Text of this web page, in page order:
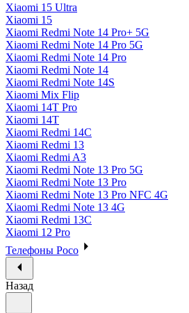
Xiaomi 15 Ultra
Xiaomi 15
Xiaomi Redmi Note 14 Pro+ 5G
Xiaomi Redmi Note 14 Pro 5G
Xiaomi Redmi Note 14 Pro
Xiaomi Redmi Note 14
Xiaomi Redmi Note 14S
Xiaomi Mix Flip
Xiaomi 14T Pro
Xiaomi 14T
Xiaomi Redmi 14C
Xiaomi Redmi 13
Xiaomi Redmi A3
Xiaomi Redmi Note 13 Pro 5G
Xiaomi Redmi Note 13 Pro
Xiaomi Redmi Note 13 Pro NFC 4G
Xiaomi Redmi Note 13 4G
Xiaomi Redmi 13C
Xiaomi 12 Pro
Телефоны Poco
Назад